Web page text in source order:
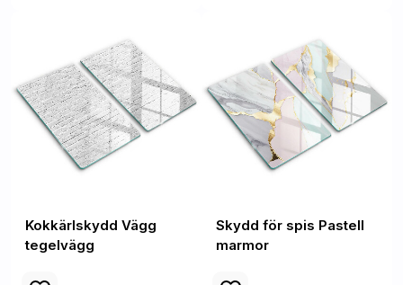
Kokkärlskydd Vägg
tegelvägg
Skydd för spis Pastell
marmor